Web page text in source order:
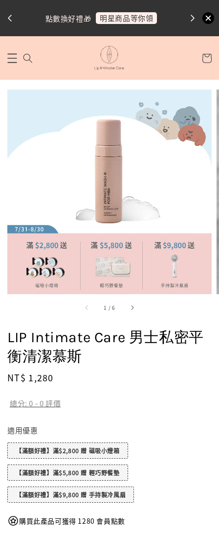
點數換好禮🎁 明星商品等你領
1 /6
LIP Intimate Care 男士私密平
衡清潔慕斯
Regular
NT$ 1,280
總分:0 -0評價
適用優惠
【滿額好禮】滿$2,800 贈 磁吸小燈箱
【滿額好禮】滿$5,800 贈 輕巧野餐墊
【滿額好禮】滿$9,800 贈 手持製冷風扇
購買此產品可獲得 1280 會員點數